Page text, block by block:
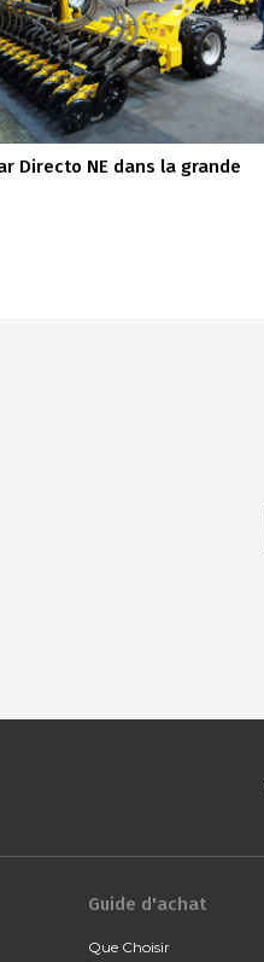
Directo NE dans la grande
Guide d'achat
Que Choisir